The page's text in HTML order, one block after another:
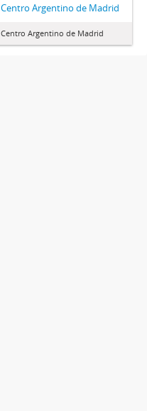
Centro Argentino de Madrid
Centro Argentino de Madrid